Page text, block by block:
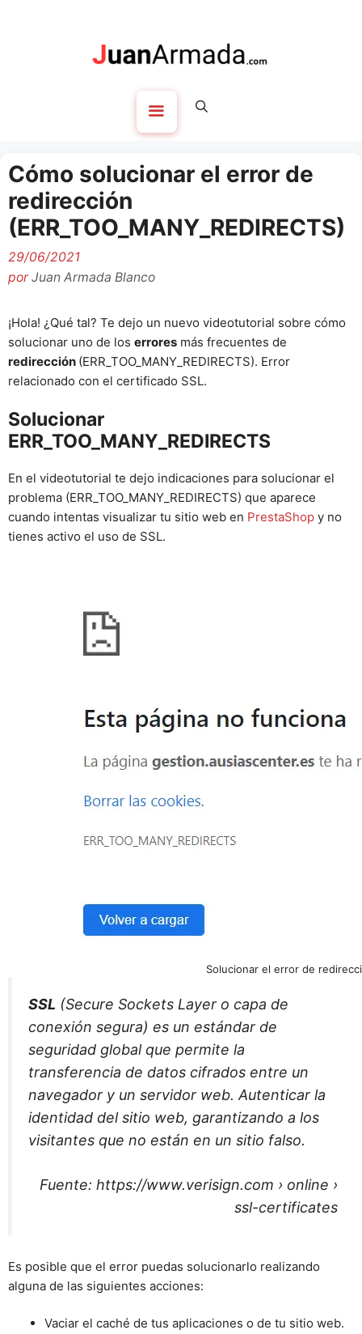
Cómo solucionar el error de
redirección
(ERR_TOO_MANY_REDIRECTS)
29/06/2021
porJuan Armada Blanco
¡Hola! ¿Qué tal? Te dejo un nuevo videotutorial sobre cómo
solucionar uno de los errores más frecuentes de
redirección (ERR_TOO_MANY_REDIRECTS). Error
relacionado con el certificado SSL.
Solucionar
ERR_TOO_MANY_REDIRECTS
En el videotutorial te dejo indicaciones para solucionar el
problema (ERR_TOO_MANY_REDIRECTS) que aparece
cuando intentas visualizar tu sitio web en PrestaShop y no
tienes activo el uso de SSL.
Solucionar el error de
SSL (Secure Sockets Layer o capa de
conexión segura) es un estándar de
seguridad global que permite la
transferencia de datos cifrados entre un
navegador y un servidor web. Autenticar la
identidad del sitio web, garantizando a los
visitantes que no están en un sitio falso.
Fuente: https://www.verisign.com › online ›
ssl-certificates
Es posible que el error puedas solucionarlo realizando
alguna de las siguientes acciones:
Vaciar el caché de tus aplicaciones o de tu sitio web.